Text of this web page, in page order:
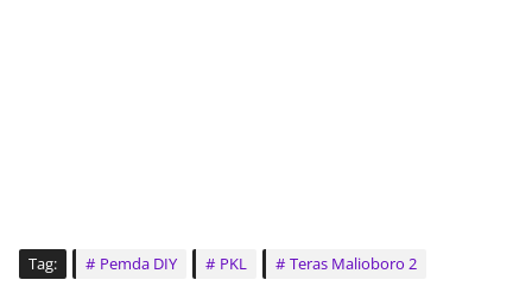
Tag: Pemda DIY PKL Teras Malioboro 2